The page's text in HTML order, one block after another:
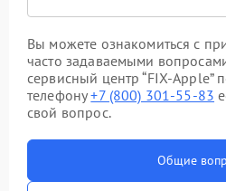
Вы можете ознакомиться с
часто задаваемыми
сервисный центр “FIX-Apple”
телефону+7 (800) 301-55-83
свой вопрос.
Общие